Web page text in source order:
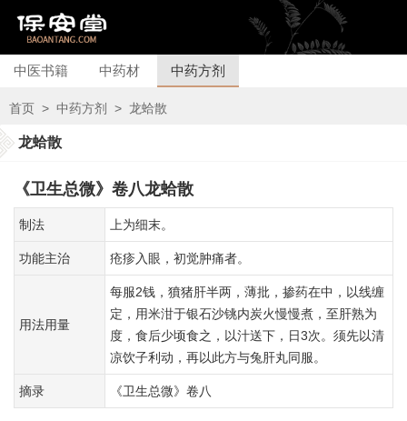
中医书籍 中药材 中药方剂
首页 > 中药方剂 > 龙蛤散
龙蛤散
《卫生总微》卷八龙蛤散
制法 上为细末。
功能主治 疮疹入眼，初觉肿痛者。
用法用量
每服2钱，獖猪肝半两，薄批，掺药在中，以线缠
定，用米泔于银石沙铫内炭火慢慢煮，至肝熟为
度，食后少顷食之，以汁送下，日3次。须先以清
凉饮子利动，再以此方与兔肝丸同服。
摘录 《卫生总微》卷八